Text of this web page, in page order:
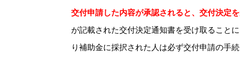
交付申請した内容が承認されると、交付決定
が記載された交付決定通知書を受け取ること
り補助金に採択された人は必ず交付申請の手続